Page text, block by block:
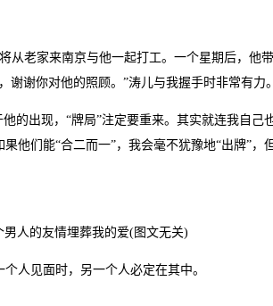
老家来南京与他一起打工。一个星期后，他
谢你对他的照顾。”涛儿与我握手时非常有力。
出现，“牌局”注定要重来。其实就连我自己
他们能“合二而一”，我会毫不犹豫地“出牌”，
男人的友情埋葬我的爱(图文无关)
见面时，另一个人必定在其中。